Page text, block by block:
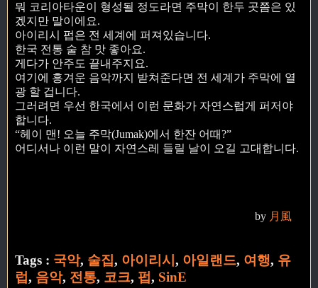
뭐 코리아타운이 형성될 정도라면 주막이 한두 곳쯤은 있
겠지만 말이에요.
아이리시 펍은 전 세계에 퍼져있습니다.
한국 전통 술 참 맛 좋아요.
게다가 안주도 끝내주지요.
여기에 흥겨운 음악까지 받쳐준다면 전 세계가 주막에 열
광 할 겁니다.
그러려면 우선 한국에서 이런 문화가 자연스럽게 퍼저야
합니다.
“헤이 맨! 오늘 주막(Jumak)에서 한잔 어때?”
어디서나 이런 말이 자연스레 들릴 날이 오길 고대합니다.
by 月風
Tags : 국악, 술집, 아이리시 , 아일랜드, 여행, 유
럽, 음악, 전통, 코크, 펍, SinE